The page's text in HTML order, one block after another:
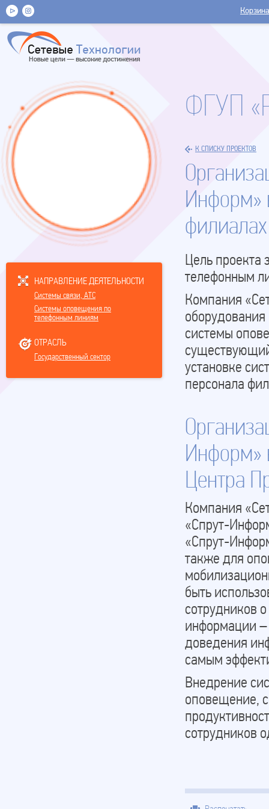
Корзина
НАПРАВЛЕНИЕ ДЕЯТЕЛЬНОСТИ
Системы связи, АТС
Системы оповещения по
телефонным линиям
ОТРАСЛЬ
Государственный сектор
ФГУП
К СПИСКУ ПРОЕКТОВ
Информ»
Цель проекта
телефонным
Компания
системы
установке
персонала
Информ»
Центра
Компания
«Спрут-
«Спрут-
также для
быть
сотрудников
информации –
доведения
самым
Внедрение
оповещение,
сотрудников